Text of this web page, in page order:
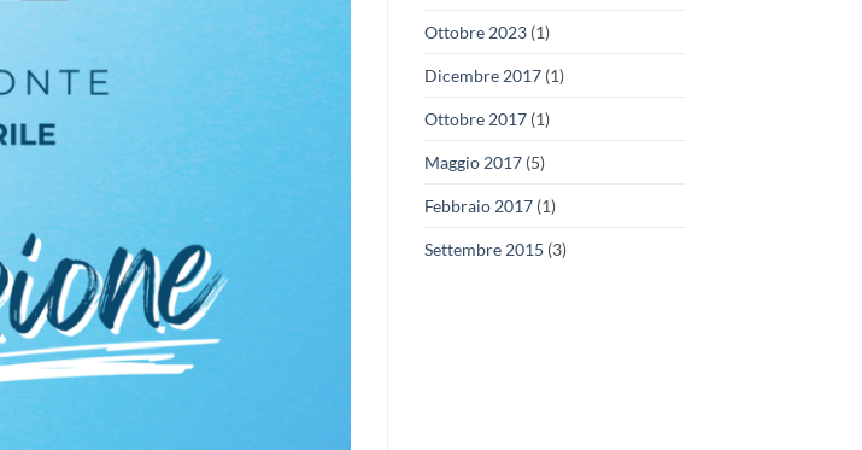
Ottobre 2023(1)
Dicembre 2017(1)
Ottobre 2017(1)
Maggio 2017(5)
Febbraio 2017(1)
Settembre 2015 (3)